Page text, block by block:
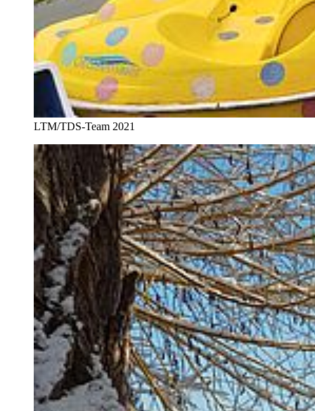
LTM/TDS-Team 2021